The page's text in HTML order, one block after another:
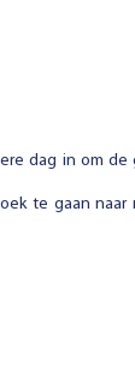
dag in om
te gaan